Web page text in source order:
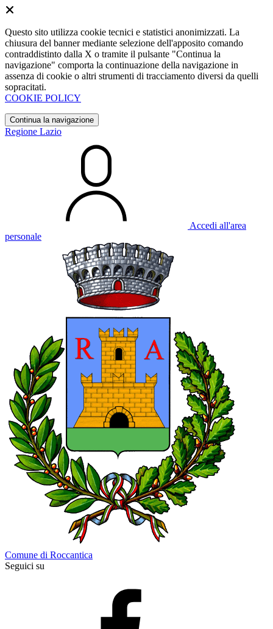
Questo sito utilizza cookie tecnici e statistici anonimizzati. La
chiusura del banner mediante selezione dell'apposito comando
contraddistinto dalla X o tramite il pulsante "Continua la
navigazione" comporta la continuazione della navigazione in
assenza di cookie o altri strumenti di tracciamento diversi da quelli
sopracitati.
COOKIE POLICY
Continua la navigazione
Regione Lazio
Accedi all'area
personale
Comune di Roccantica
Seguici su